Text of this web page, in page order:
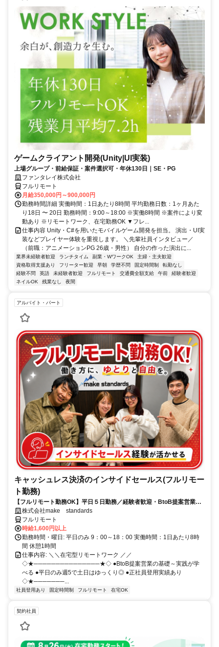
ゲームクライアント開発(Unity|UI実装)
上場グループ・前給保証・案件選択可・年休130日｜SE・PG
ファンタレイ株式会社
フルリモート
月給350,000円～900,000円
勤務時間詳細 実働時間：1日あたり8時間 平均勤務日数：1ヶ月あた
り18日 〜 20日 勤務時間：9:00～18:00 ※実働8時間 ※案件により変
動あり ※リモートワーク、在宅勤務OK ▼フレ...
仕事内容 Unity・C#を用いたモバイルゲーム開発を担当。 演出・UI実
装などプレイヤー体験を重視します。 ＼先輩社員インタビュー／
（前職：アニメーションPG 26歳・男性） 自分の作った演出に...
業界未経験者歓迎 ランチタイム 副業・WワークOK
主婦・主夫歓迎
資格取得支援あり
フリーター歓迎 早朝 学歴不問 固定時間制
転勤なし
経験不問
英語 未経験者歓迎 フルリモート 交通費全額支給 午前
経験者歓迎
ネイルOK
残業なし 夜間
アルバイト・パート
キャッシュレス決済のインサイドセールス(フルリモー
ト勤務)
【フルリモート勤務OK】平日５日勤務／経験者歓迎・BtoB提案営業で
スキルアップ
株式会社make standards
フルリモート
時給1,600円以上
勤務時間・曜日: 平日のみ 9：00～18：00 実働時間：1日あたり8時
間 休憩1時間
仕事内容: ＼＼在宅型リモートワーク ／／
◇★───────────────★◇ ●BtoB提案営業の基礎～実践が学
べる ●平日のみ週5で土日はゆっくり◎ ●正社員登用実績あり
◇★───────...
社員登用あり 固定時間制 フルリモート 在宅OK
契約社員